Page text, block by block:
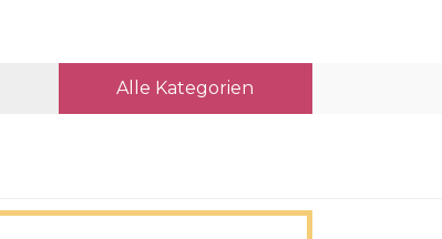
Alle Kategorien